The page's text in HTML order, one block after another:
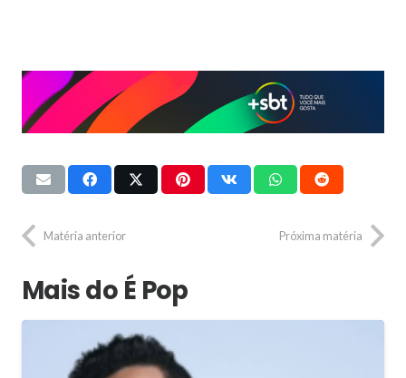
Matéria anterior Próxima matéria
Mais do É Pop